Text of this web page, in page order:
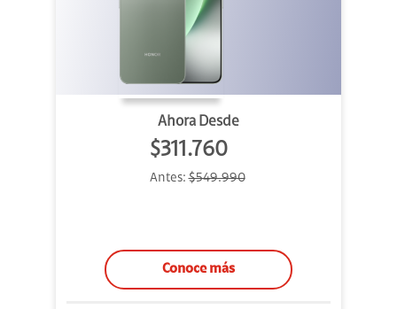
Ahora Desde
$311.760
Antes:$549.990
Conoce más